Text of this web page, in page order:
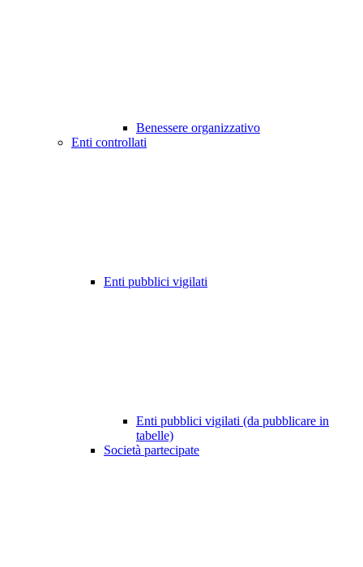
Benessere organizzativo
Enti controllati
Enti pubblici vigilati
Enti pubblici vigilati (da pubblicare in
tabelle)
Società partecipate